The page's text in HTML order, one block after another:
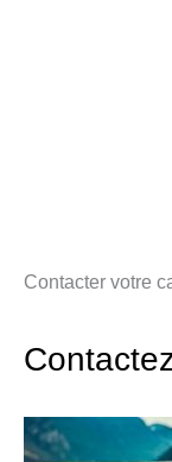
Contacter votre